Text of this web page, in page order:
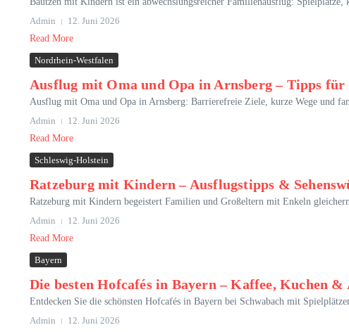
Admin
12. Juni 2026
Read More
Nordrhein-Westfalen
Ausflug mit Oma und Opa in Arnsberg – Tipps
Ausflug mit Oma und Opa in Arnsberg: Barrierefreie Ziele, kurze Wege und
Admin
12. Juni 2026
Read More
Schleswig-Holstein
Ratzeburg mit Kindern – Ausflugstipps &
Ratzeburg mit Kindern begeistert Familien und Großeltern mit Enkeln
Admin
12. Juni 2026
Read More
Bayern
Die besten Hofcafés in Bayern – Kaffee, Kuchen &
Entdecken Sie die schönsten Hofcafés in Bayern bei Schwabach mit
Admin
12. Juni 2026